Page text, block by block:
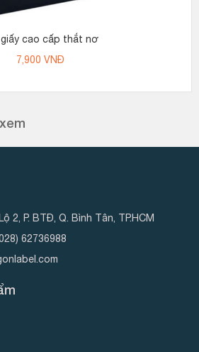
cao cấp thắt nơ
7,900 VNĐ
2, P. BTĐ, Q. Bình Tân, TP.HCM
62736988